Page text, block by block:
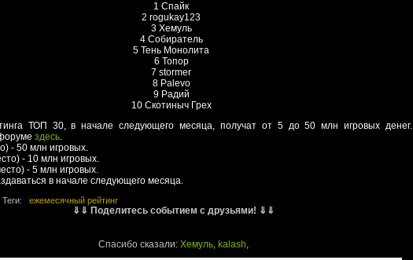
1 Спайк
2 rogukay123
3 Хемуль
4 Собиратель
5 Тень Монолита
6 Топор
7 stormer
8 Palevo
9 Радий
10 Скотиныч Грех
ТОП 30, в начале следующего месяца, получат от 5 до 50 млн игровых денег.
здесь.
- 50 млн игровых.
- 10 млн игровых.
- 5 млн игровых.
в начале следующего месяца.
Теги: ежемесячный рейтинг
⇓⇓ Поделитесь событием с друзьями! ⇓⇓
Спасибо сказали: Хемуль, kalash,